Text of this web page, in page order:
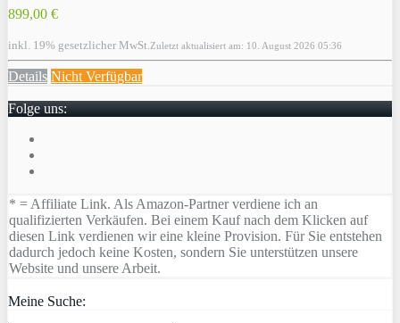
899,00 €
inkl. 19% gesetzlicher MwSt. Zuletzt aktualisiert am: 10. August 2026 05:36
Details Nicht Verfügbar
Folge uns:
* = Affiliate Link. Als Amazon-Partner verdiene ich an
qualifizierten Verkäufen. Bei einem Kauf nach dem Klicken auf
diesen Link verdienen wir eine kleine Provision. Für Sie entstehen
dadurch jedoch keine Kosten, sondern Sie unterstützen unsere
Website und unsere Arbeit.
Meine Suche: